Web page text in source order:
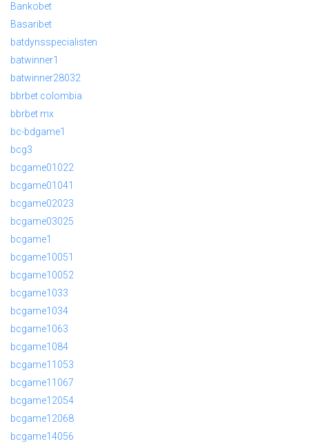
Bankobet
Basaribet
batdynsspecialisten
batwinner1
batwinner28032
bbrbet colombia
bbrbet mx
bc-bdgame1
bcg3
bcgame01022
bcgame01041
bcgame02023
bcgame03025
bcgame1
bcgame10051
bcgame10052
bcgame1033
bcgame1034
bcgame1063
bcgame1084
bcgame11053
bcgame11067
bcgame12054
bcgame12068
bcgame14056